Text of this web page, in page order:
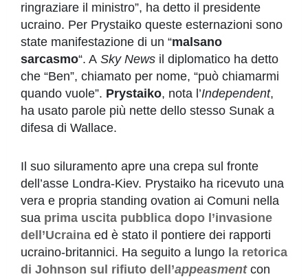
ringraziare il ministro”, ha detto il presidente
ucraino. Per Prystaiko queste esternazioni sono
state manifestazione di un “malsano
sarcasmo“. A Sky News il diplomatico ha detto
che “Ben”, chiamato per nome, “può chiamarmi
quando vuole”. Prystaiko, nota l’Independent,
ha usato parole più nette dello stesso Sunak a
difesa di Wallace.
Il suo siluramento apre una crepa sul fronte
dell’asse Londra-Kiev. Prystaiko ha ricevuto una
vera e propria standing ovation ai Comuni nella
sua prima uscita pubblica dopo l’invasione
dell’Ucraina ed è stato il pontiere dei rapporti
ucraino-britannici. Ha seguito a lungo la retorica
di Johnson sul rifiuto dell’appeasmentcon